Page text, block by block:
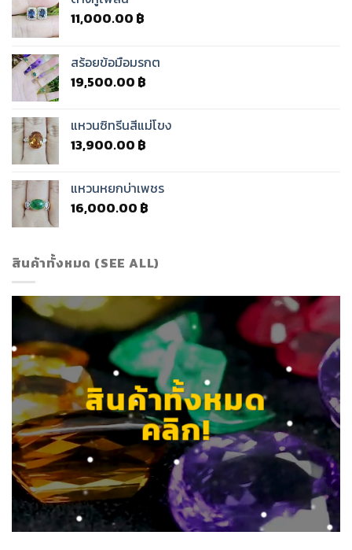
11,000.00 ฿
สร้อยข้อมือมรกต
19,500.00 ฿
แหวนซิทรีนสีแม่โขง
13,900.00 ฿
แหวนหยกบ่าเพชร
16,000.00 ฿
สินค้าทั้งหมด (SEE ALL)
สินค้าทั้งหมด
คลิก!